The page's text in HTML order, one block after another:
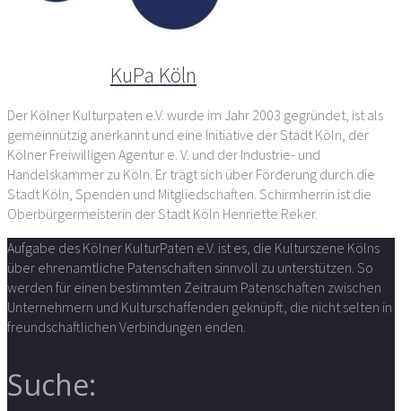
KuPa Köln
Der Kölner Kulturpaten e.V. wurde im Jahr 2003 gegründet, ist als
gemeinnützig anerkannt und eine Initiative der Stadt Köln, der
Kölner Freiwilligen Agentur e. V. und der Industrie- und
Handelskammer zu Köln. Er trägt sich über Förderung durch die
Stadt Köln, Spenden und Mitgliedschaften. Schirmherrin ist die
Oberbürgermeisterin der Stadt Köln Henriette Reker.
Aufgabe des Kölner KulturPaten e.V. ist es, die Kulturszene Kölns
über ehrenamtliche Patenschaften sinnvoll zu unterstützen. So
werden für einen bestimmten Zeitraum Patenschaften zwischen
Unternehmern und Kulturschaffenden geknüpft, die nicht selten in
freundschaftlichen Verbindungen enden.
Suche: